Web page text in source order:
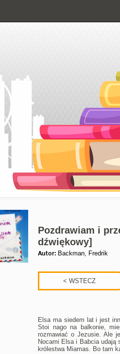
Pozdrawiam i
dźwiękowy]
Autor: Backman, Fredrik
Elsa ma siedem lat i jest
Stoi nago na balkonie,
rozmawiać o Jezusie. Ale
Nocami Elsa i Babcia udają
królestwa Miamas. Bo tam